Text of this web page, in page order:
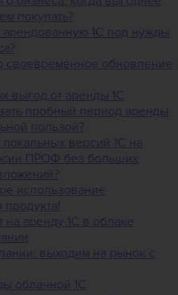
покупать?
арендованную 1С под нужды
своевременное обновление
выгод от аренды 1С
пробный период аренды
пользой?
локальных версий 1С на
ПРОФ без больших
использование
на аренду 1С в облаке
выходим на рынок с
облачной 1С